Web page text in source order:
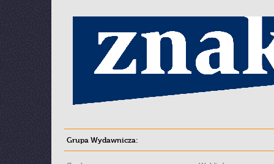
Grupa Wydawnicza: